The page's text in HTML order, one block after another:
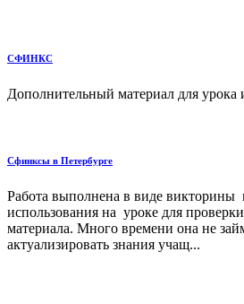
СФИНКС
Дополнительный материал для урока
Сфинксы в Петербурге
Работа выполнена в виде викторины
использования на уроке для
материала. Много времени она не
актуализировать знания учащ...